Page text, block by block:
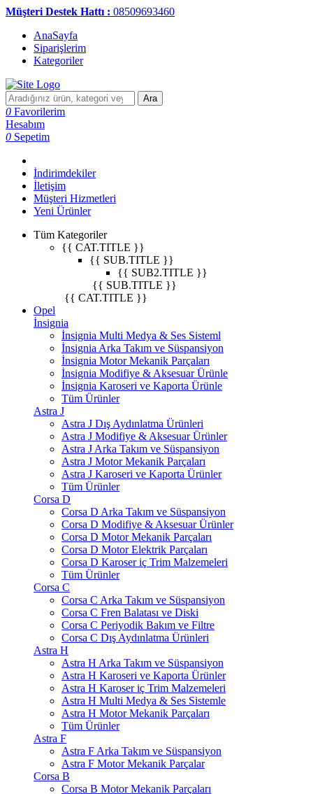
Müşteri Destek Hattı : 08509693460
AnaSayfa
Siparişlerim
Kategoriler
Ara
0 Favorilerim
Hesabım
0 Sepetim
İndirimdekiler
İletişim
Müşteri Hizmetleri
Yeni Ürünler
Tüm Kategoriler
{{ CAT.TITLE }}
{{ SUB.TITLE }}
{{ SUB2.TITLE }}
{{ SUB.TITLE }}
{{ CAT.TITLE }}
Opel
İnsignia
İnsignia Multi Medya & Ses Sisteml
İnsignia Arka Takım ve Süspansiyon
İnsignia Motor Mekanik Parçaları
İnsignia Modifiye & Aksesuar Ürünle
İnsignia Karoseri ve Kaporta Ürünle
Tüm Ürünler
Astra J
Astra J Dış Aydınlatma Ürünleri
Astra J Modifiye & Aksesuar Ürünler
Astra J Arka Takım ve Süspansiyon
Astra J Motor Mekanik Parçaları
Astra J Karoseri ve Kaporta Ürünler
Tüm Ürünler
Corsa D
Corsa D Arka Takım ve Süspansiyon
Corsa D Modifiye & Aksesuar Ürünler
Corsa D Motor Mekanik Parçaları
Corsa D Motor Elektrik Parçaları
Corsa D Karoser iç Trim Malzemeleri
Tüm Ürünler
Corsa C
Corsa C Arka Takım ve Süspansiyon
Corsa C Fren Balatası ve Diski
Corsa C Periyodik Bakım ve Filtre
Corsa C Dış Aydınlatma Ürünleri
Astra H
Astra H Arka Takım ve Süspansiyon
Astra H Karoseri ve Kaporta Ürünler
Astra H Karoser iç Trim Malzemeleri
Astra H Multi Medya & Ses Sistemle
Astra H Motor Mekanik Parçaları
Tüm Ürünler
Astra F
Astra F Arka Takım ve Süspansiyon
Astra F Motor Mekanik Parçalar
Corsa B
Corsa B Motor Mekanik Parçaları